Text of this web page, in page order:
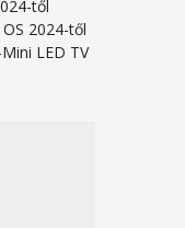
től
2024-től
LED TV